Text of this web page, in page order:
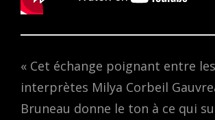
« Cet échange poignant entre les
interprètes Milya Corbeil
Bruneau donne le ton à ce qui